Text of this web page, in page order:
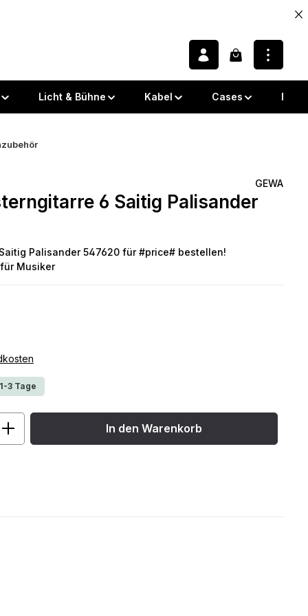
Warenkorb
Licht & Bühne Kabel Cases
0 von 5 Sternen
GEWA
6 Saitig Palisander
Palisander 547620 für #price# bestellen!
Musiker
3 Tage
den gewünschten Wert ein oder
In den Warenkorb